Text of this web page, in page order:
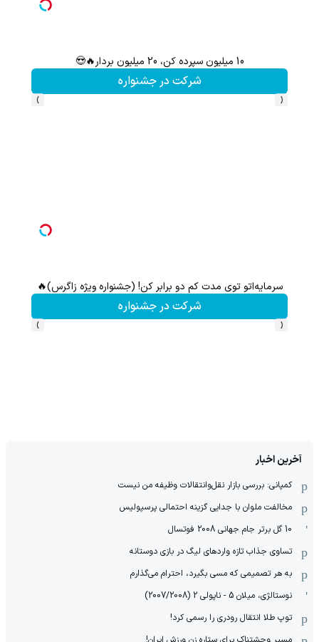
10 میلیون سپرده کن، 20 میلیون بردار🔥😍
شرکت در جشنواره
‹
›
سرمایه‌اتو توی مدت کم دو برابر کن! (جشنواره ویژه زاگرس)🔥
شرکت در جشنواره
‹
›
آخرین اخبار
کمپانی: بررسی بازار نقل‌وانتقالات وظیفه من نیست
مخالفت ملوان با جدایی گزینه احتمالی پرسپولیس
10 گل برتر جام جهانی 2008 فوتسال
تساوی جذاب تازه واردهای لیگ در بازی دوستانه
به هر تصمیمی که مسی بگیرد، احترام می‌گذارم
نوستالژی، میلان 5 - ناپولی 2 (2007/2008)
توپ طلا انتقال رودری را رسمی کرد!